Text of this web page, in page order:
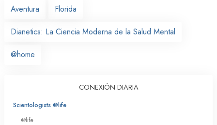
Aventura
Florida
Dianetics: La Ciencia Moderna de la Salud Mental
@home
CONEXIÓN DIARIA
Scientologists @life
@life